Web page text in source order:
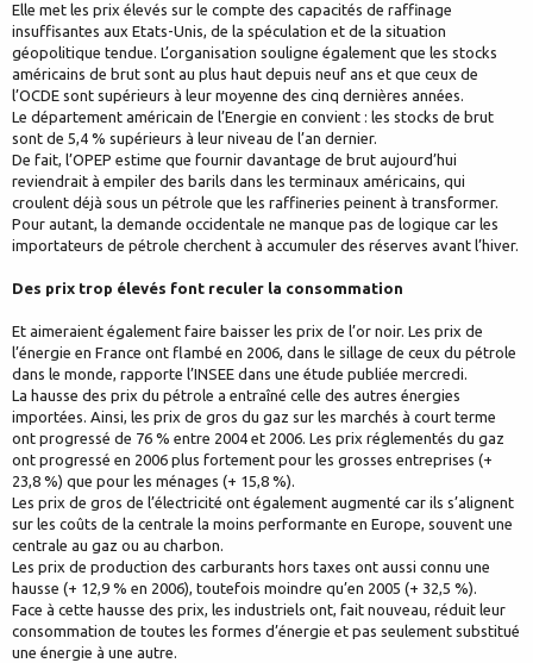
Elle met les prix élevés sur le compte des capacités de raffinage
insuffisantes aux Etats-Unis, de la spéculation et de la situation
géopolitique tendue. L’organisation souligne également que les stocks
américains de brut sont au plus haut depuis neuf ans et que ceux de
l’OCDE sont supérieurs à leur moyenne des cinq dernières années.
Le département américain de l’Energie en convient : les stocks de brut
sont de 5,4 % supérieurs à leur niveau de l’an dernier.
De fait, l’OPEP estime que fournir davantage de brut aujourd’hui
reviendrait à empiler des barils dans les terminaux américains, qui
croulent déjà sous un pétrole que les raffineries peinent à transformer.
Pour autant, la demande occidentale ne manque pas de logique car les
importateurs de pétrole cherchent à accumuler des réserves avant l’hiver.
Des prix trop élevés font reculer la consommation
Et aimeraient également faire baisser les prix de l’or noir. Les prix de
l’énergie en France ont flambé en 2006, dans le sillage de ceux du pétrole
dans le monde, rapporte l’INSEE dans une étude publiée mercredi.
La hausse des prix du pétrole a entraîné celle des autres énergies
importées. Ainsi, les prix de gros du gaz sur les marchés à court terme
ont progressé de 76 % entre 2004 et 2006. Les prix réglementés du gaz
ont progressé en 2006 plus fortement pour les grosses entreprises (+
23,8 %) que pour les ménages (+ 15,8 %).
Les prix de gros de l’électricité ont également augmenté car ils s’alignent
sur les coûts de la centrale la moins performante en Europe, souvent une
centrale au gaz ou au charbon.
Les prix de production des carburants hors taxes ont aussi connu une
hausse (+ 12,9 % en 2006), toutefois moindre qu’en 2005 (+ 32,5 %).
Face à cette hausse des prix, les industriels ont, fait nouveau, réduit leur
consommation de toutes les formes d’énergie et pas seulement substitué
une énergie à une autre.